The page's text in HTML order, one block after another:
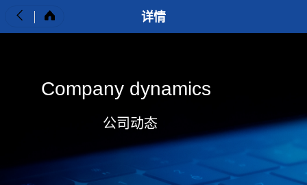
详情
公司动态
Company dynamics